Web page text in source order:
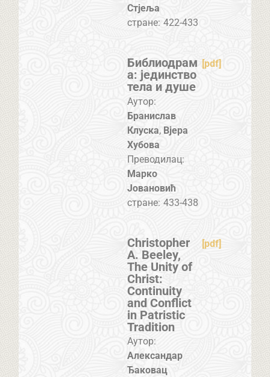
Стјеља
стране: 422-433
Библиодрам
а: јединство
тела и душе
[pdf]
Аутор:
Бранислав
Клуска, Вјера
Хубова
Преводилац:
Марко
Јовановић
стране: 433-438
Christopher
A. Beeley,
The Unity of
Christ:
Continuity
and Conflict
in Patristic
Tradition
[pdf]
Аутор:
Александар
Ђаковац